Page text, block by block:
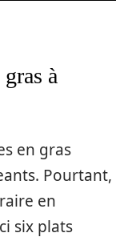
à
en gras
Pourtant,
en
six plats